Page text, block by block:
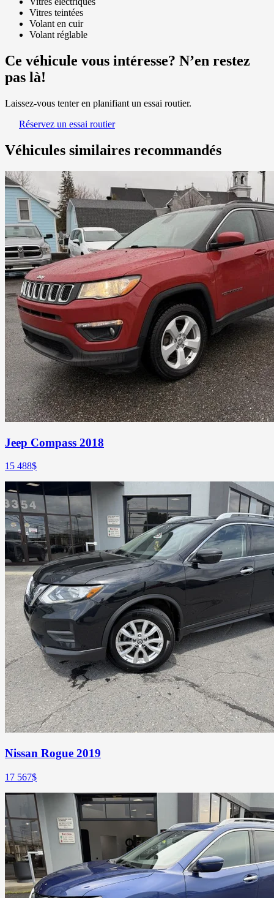
Vitres teintées
Volant en cuir
Volant réglable
Ce véhicule vous intéresse? N’en restez
pas là!
Laissez-vous tenter en planifiant un essai routier.
Réservez un essai routier
Véhicules similaires recommandés
Jeep Compass 2018
15 488$
Nissan Rogue 2019
17 567$